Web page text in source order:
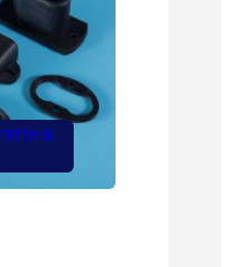
配件系